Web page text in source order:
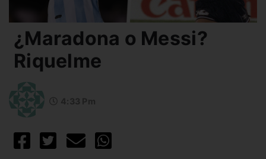
¿Maradona o Messi?
Riquelme